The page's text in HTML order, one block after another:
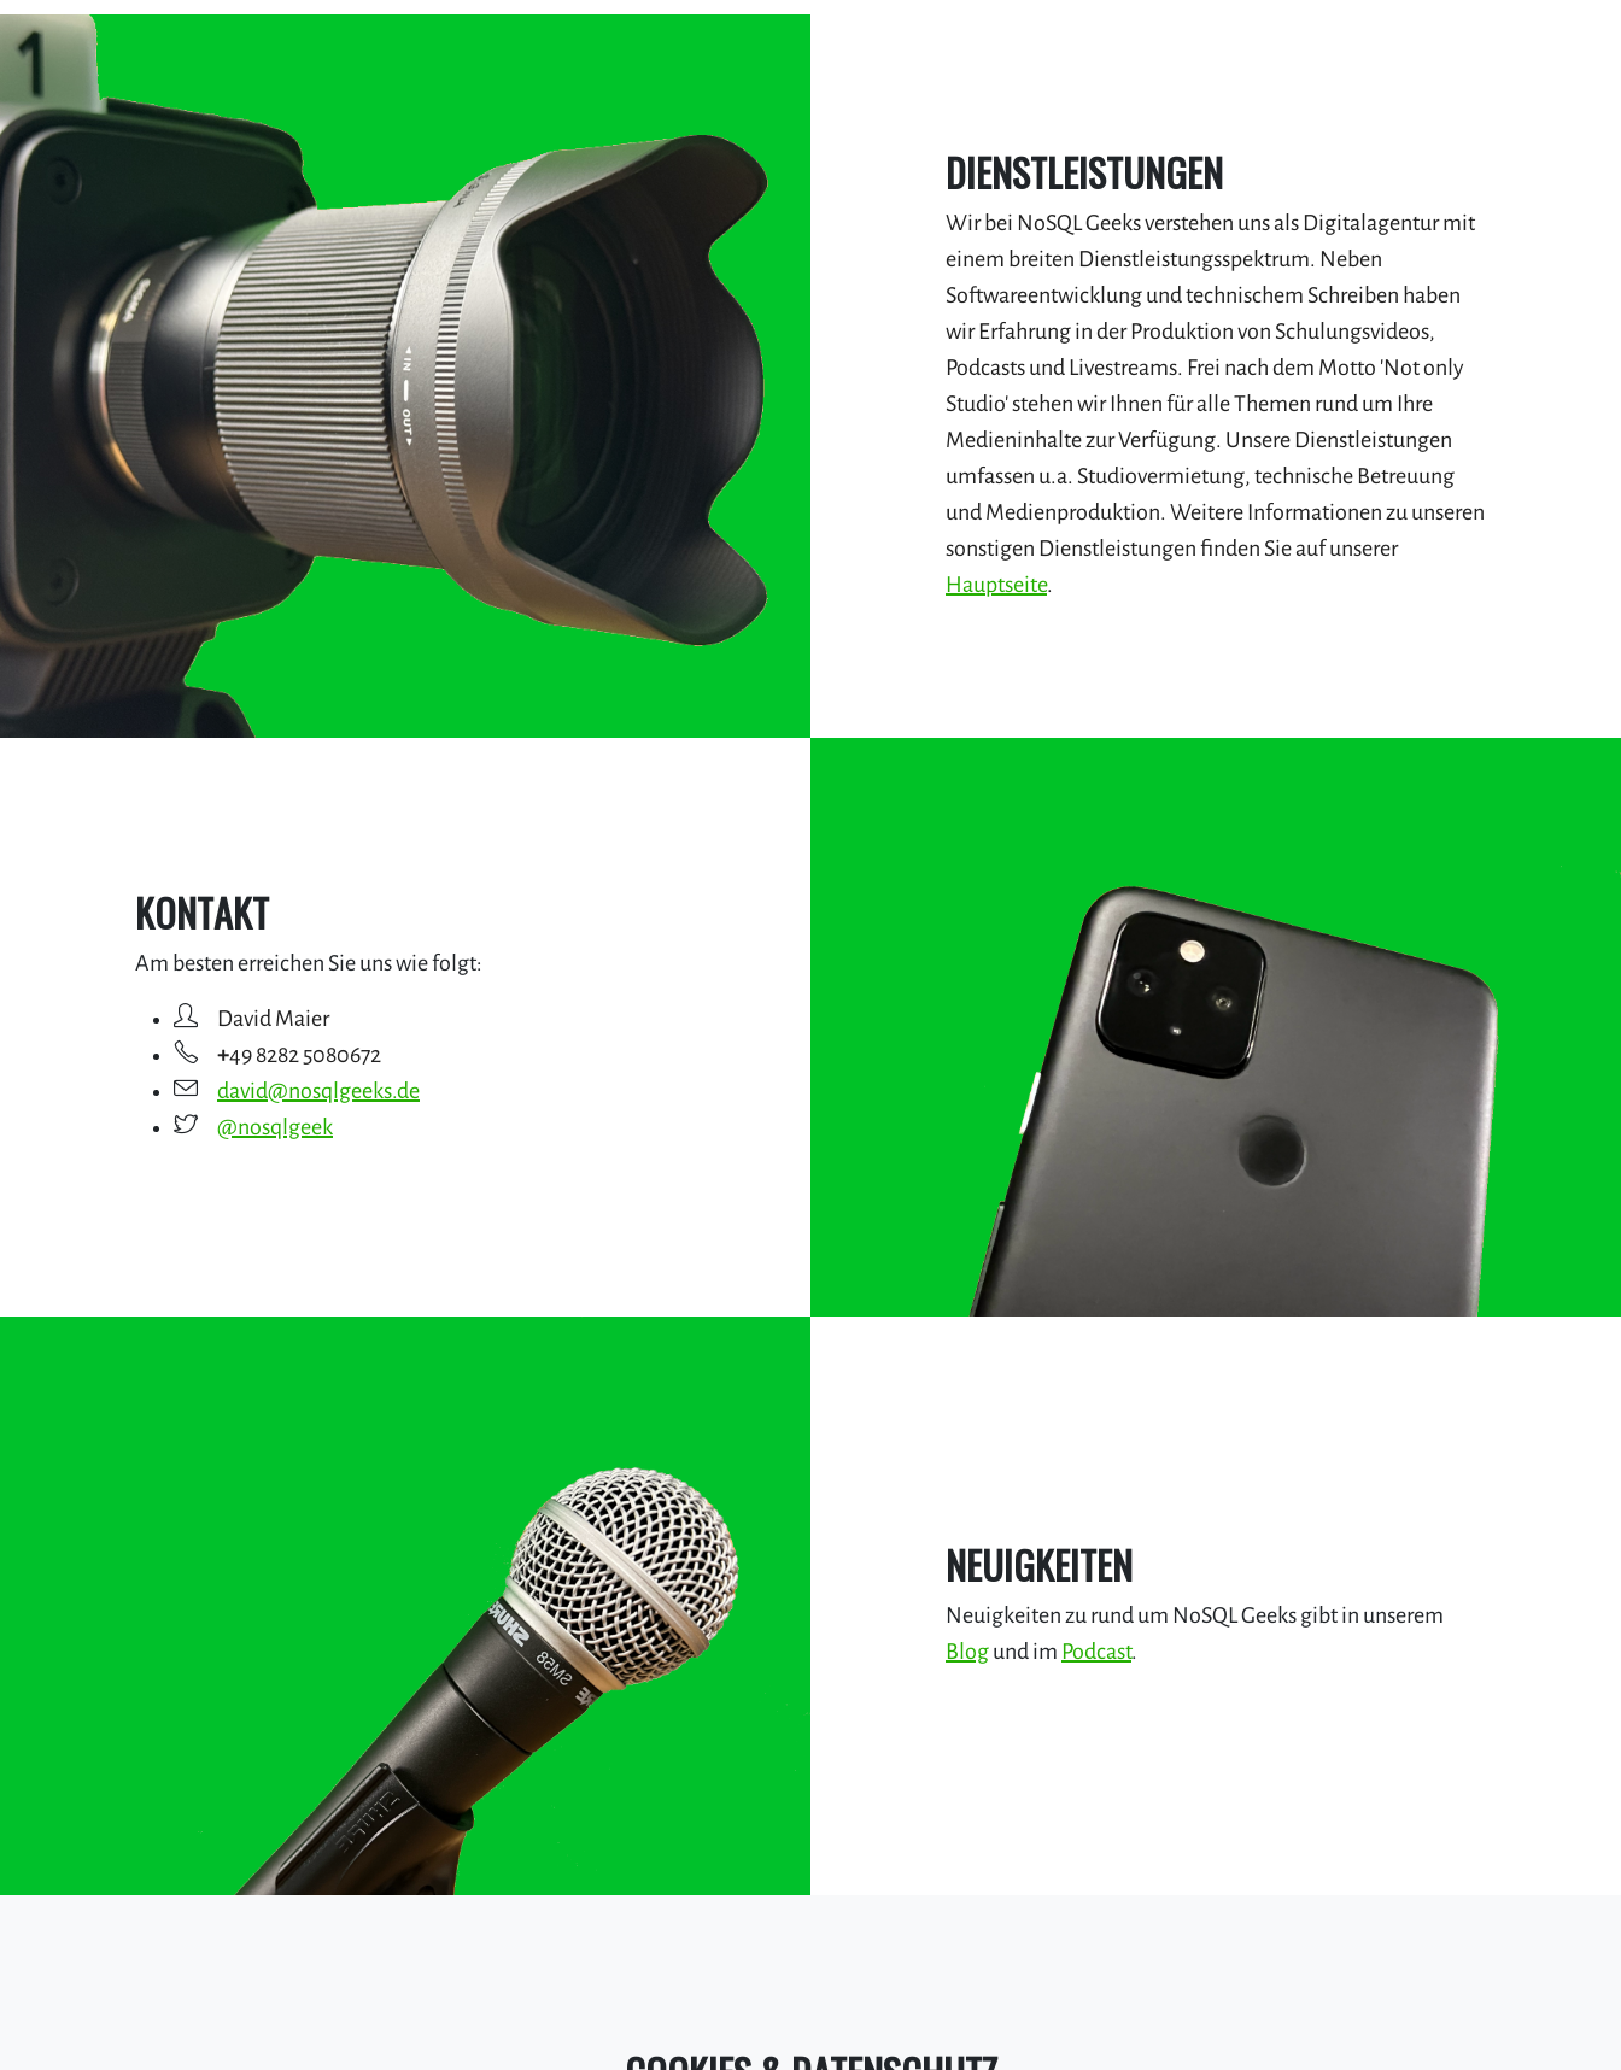
DIENSTLEISTUNGEN
Wir bei NoSQL Geeks verstehen uns als Digitalagentur mit
einem breiten Dienstleistungsspektrum. Neben
Softwareentwicklung und technischem Schreiben haben
wir Erfahrung in der Produktion von Schulungsvideos,
Podcasts und Livestreams. Frei nach dem Motto 'Not only
Studio' stehen wir Ihnen für alle Themen rund um Ihre
Medieninhalte zur Verfügung. Unsere Dienstleistungen
umfassen u.a. Studiovermietung, technische Betreuung
und Medienproduktion. Weitere Informationen zu unseren
sonstigen Dienstleistungen finden Sie auf unserer
Hauptseite.
KONTAKT
Am besten erreichen Sie uns wie folgt:
David Maier
+49 8282 5080672
david@nosqlgeeks.de
@nosqlgeek
NEUIGKEITEN
Neuigkeiten zu rund um NoSQL Geeks gibt in unserem
Blog und im Podcast.